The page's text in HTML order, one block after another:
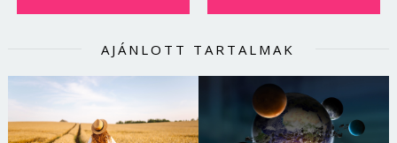
AJÁNLOTT TARTALMAK